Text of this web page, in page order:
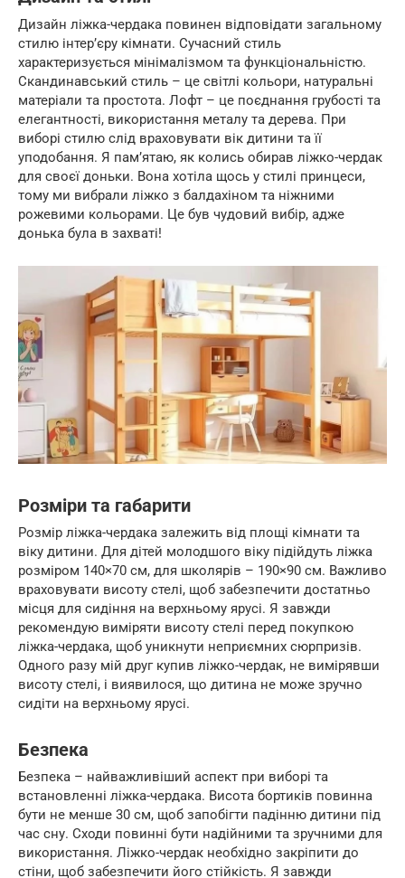
Дизайн ліжка-чердака повинен відповідати загальному
стилю інтер’єру кімнати. Сучасний стиль
характеризується мінімалізмом та функціональністю.
Скандинавський стиль – це світлі кольори, натуральні
матеріали та простота. Лофт – це поєднання грубості та
елегантності, використання металу та дерева. При
виборі стилю слід враховувати вік дитини та її
уподобання. Я пам’ятаю, як колись обирав ліжко-чердак
для своєї доньки. Вона хотіла щось у стилі принцеси,
тому ми вибрали ліжко з балдахіном та ніжними
рожевими кольорами. Це був чудовий вибір, адже
донька була в захваті!
Розміри та габарити
Розмір ліжка-чердака залежить від площі кімнати та
віку дитини. Для дітей молодшого віку підійдуть ліжка
розміром 140×70 см, для школярів – 190×90 см. Важливо
враховувати висоту стелі, щоб забезпечити достатньо
місця для сидіння на верхньому ярусі. Я завжди
рекомендую виміряти висоту стелі перед покупкою
ліжка-чердака, щоб уникнути неприємних сюрпризів.
Одного разу мій друг купив ліжко-чердак, не вимірявши
висоту стелі, і виявилося, що дитина не може зручно
сидіти на верхньому ярусі.
Безпека
Безпека – найважливіший аспект при виборі та
встановленні ліжка-чердака. Висота бортиків повинна
бути не менше 30 см, щоб запобігти падінню дитини під
час сну. Сходи повинні бути надійними та зручними для
використання. Ліжко-чердак необхідно закріпити до
стіни, щоб забезпечити його стійкість. Я завжди